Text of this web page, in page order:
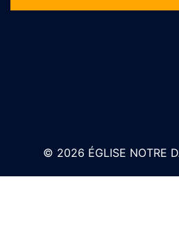
© 2026 ÉGLISE NOTRE